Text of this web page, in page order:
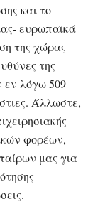
και το
ευρωπαϊκά
της χώρας
της
εν λόγω 509
Άλλωστε,
φορέων,
μας για